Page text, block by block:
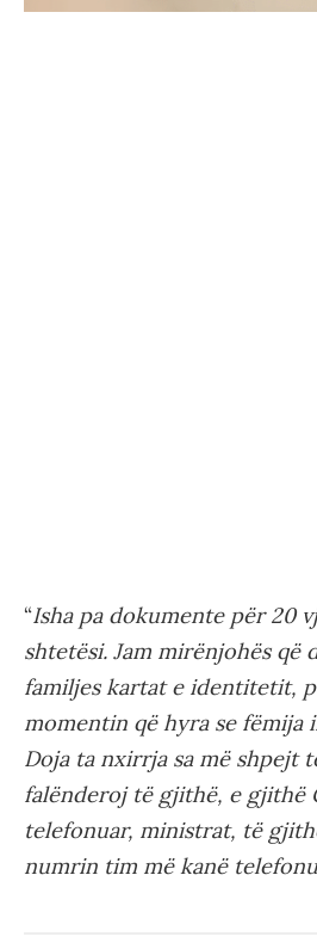
“Isha pa dokumente për 20
shtetësi. Jam mirënjohës që
familjes kartat e identitetit,
momentin që hyra se fëmija
Doja ta nxirrja sa më shpejt
falënderoj të gjithë, e gjithë
telefonuar, ministrat, të
numrin tim më kanë